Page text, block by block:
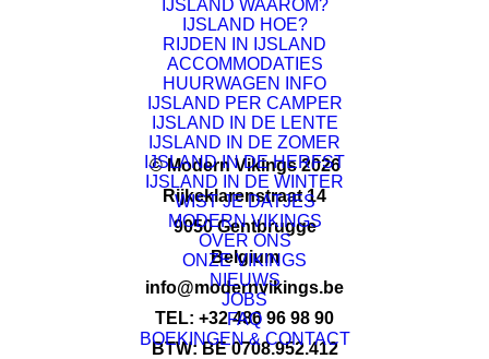
IJSLAND WAAROM?
IJSLAND HOE?
RIJDEN IN IJSLAND
ACCOMMODATIES
HUURWAGEN INFO
IJSLAND PER CAMPER
IJSLAND IN DE LENTE
IJSLAND IN DE ZOMER
IJSLAND IN DE HERFST
IJSLAND IN DE WINTER
WIST JE DATJES
MODERN VIKINGS
OVER ONS
ONZE VIKINGS
NIEUWS
JOBS
FAQ
BOEKINGEN & CONTACT
© Modern Vikings 2026
Rijkeklarenstraat 14
9050 Gentbrugge
Belgium
info@modernvikings.be
TEL: +32 486 96 98 90
BTW: BE 0708.952.412